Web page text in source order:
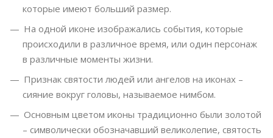
которые имеют больший размер.
На одной иконе изображались события, которые
происходили в различное время, или один персонаж
в различные моменты жизни.
Признак святости людей или ангелов на иконах –
сияние вокруг головы, называемое нимбом.
Основным цветом иконы традиционно были золотой
– символически обозначавший великолепие, святость